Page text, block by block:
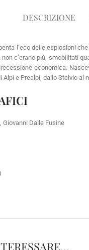
DESCRIZIONE
l’eco delle esplosioni
c’erano più, smobilitati
economica.
Alpi e Prealpi, dallo Stelvio
Giovanni Dalle Fusine